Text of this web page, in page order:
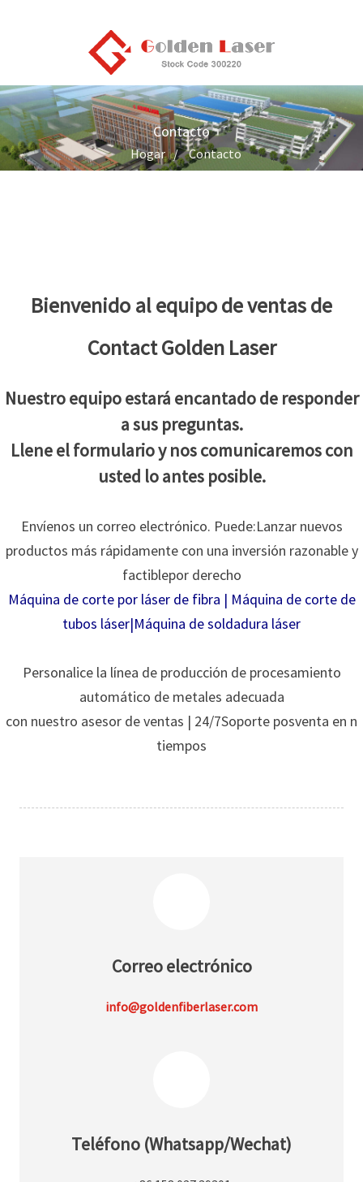
Contacto
Hogar Contacto
Bienvenido al equipo de ventas de
Contact Golden Laser
Nuestro equipo estará encantado de responder
a sus preguntas.
Llene el formulario y nos comunicaremos con
usted lo antes posible.
Envíenos un correo electrónico. Puede:Lanzar nuevos
productos más rápidamente con una inversión razonable y
factiblepor derecho
Máquina de corte por láser de fibra | Máquina de corte de
tubos láser|Máquina de soldadura láser
Personalice la línea de producción de procesamiento
automático de metales adecuada
con nuestro asesor de ventas | 24/7Soporte posventa en n
tiempos
Correo electrónico
info@goldenfiberlaser.com
Teléfono (Whatsapp/Wechat)